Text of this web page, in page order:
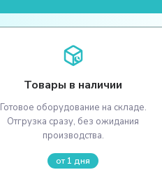
Товары в наличии
Готовое оборудование на складе.
Отгрузка сразу, без ожидания
производства.
от 1 дня